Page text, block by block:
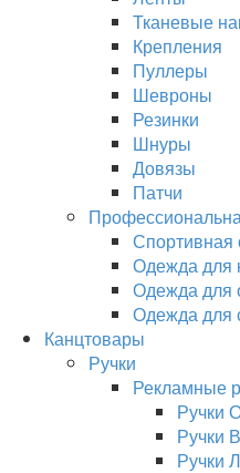
Тканевые
Крепления
Пуллеры
Шевроны
Резинки
Шнуры
Довязы
Патчи
Спортивная
Одежда для
Одежда для
Одежда для
Канцтовары
Ручки
Рекламные
Ручки
Ручки
Ручки